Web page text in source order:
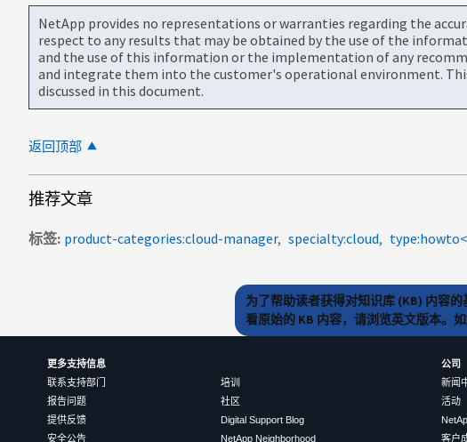
NetApp provides no representations or warranties regarding the
respect to any results that may be obtained by the use of the
and the use of this information or the implementation of any
and integrate them into the customer's operational environment.
discussed in this document.
返回顶部
推荐文章
标签 product-categories:cloud-manager specialty:cloud
为了帮助读者获得对知识库 (KB) 内容
看原始的 KB 内容，请浏览英文版本。
更多支持信息
联系支持部门
报告问题
提供反馈
安全公告
培训
社区
Digital Support Blog
NetApp Neighborhood
公司
新闻
活动
客户